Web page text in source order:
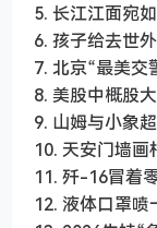
5. 长江江面宛
6. 孩子给去世
7. 北京“最美交
8. 美股中概股
9. 山姆与小象
10. 天安门墙
11. 歼-16冒着
12. 液体口罩